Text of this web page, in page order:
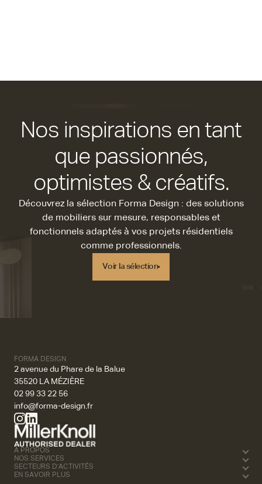
Nos inspirations en tant
que passionnés,
optimistes & créatifs.
Découvrez la sélection Forma Design : des solutions
de mobiliers sur mesure, responsables et
fonctionnels adaptés à vos projets résidentiels
comme professionnels.
Voir la sélection
FORMA DESIGN
2 avenue du Phare de la Balue
35520 LA MÉZIÈRE
02 99 33 22 56
info@forma-design.fr
À PROPOS
NOS SERVICES
SECTEURS D'ACTIVITÉS
EN SAVOIR PLUS